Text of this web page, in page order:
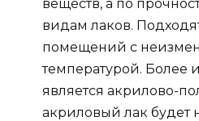
веществ, а по
видам лаков.
помещений с
температурой. Более
является акрилово-
акриловый лак будет